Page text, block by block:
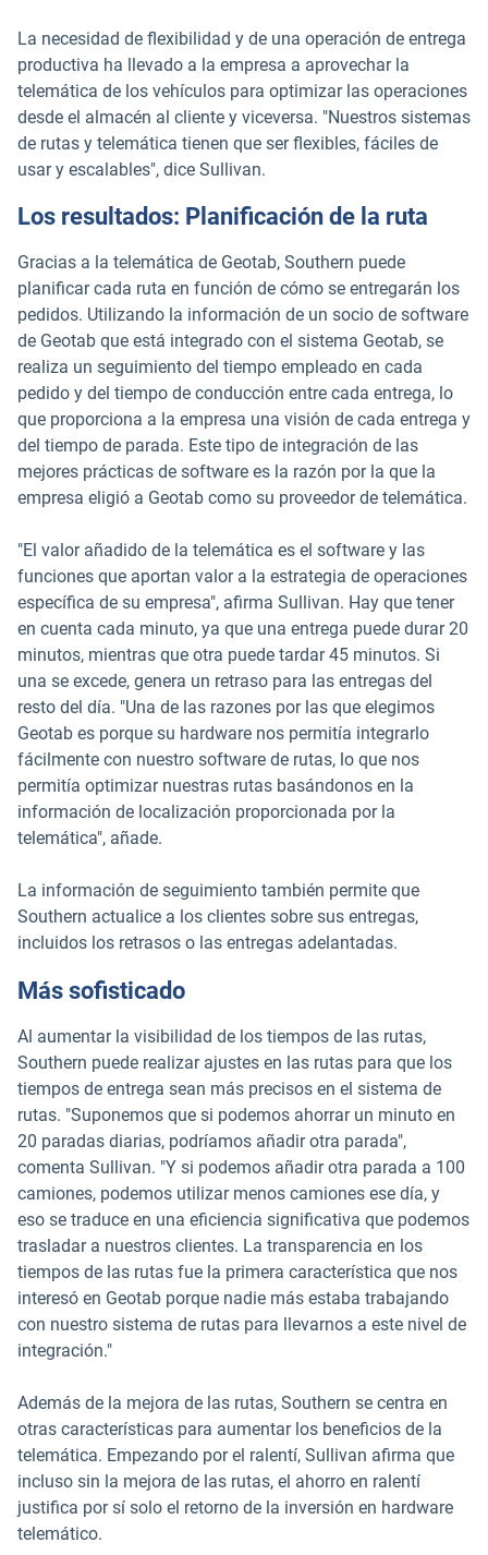
La necesidad de flexibilidad y de una operación de entrega
productiva ha llevado a la empresa a aprovechar la
telemática de los vehículos para optimizar las operaciones
desde el almacén al cliente y viceversa. "Nuestros sistemas
de rutas y telemática tienen que ser flexibles, fáciles de
usar y escalables", dice Sullivan.
Los resultados: Planificación de la ruta
Gracias a la telemática de Geotab, Southern puede
planificar cada ruta en función de cómo se entregarán los
pedidos. Utilizando la información de un socio de software
de Geotab que está integrado con el sistema Geotab, se
realiza un seguimiento del tiempo empleado en cada
pedido y del tiempo de conducción entre cada entrega, lo
que proporciona a la empresa una visión de cada entrega y
del tiempo de parada. Este tipo de integración de las
mejores prácticas de software es la razón por la que la
empresa eligió a Geotab como su proveedor de telemática.
"El valor añadido de la telemática es el software y las
funciones que aportan valor a la estrategia de operaciones
específica de su empresa", afirma Sullivan. Hay que tener
en cuenta cada minuto, ya que una entrega puede durar 20
minutos, mientras que otra puede tardar 45 minutos. Si
una se excede, genera un retraso para las entregas del
resto del día. "Una de las razones por las que elegimos
Geotab es porque su hardware nos permitía integrarlo
fácilmente con nuestro software de rutas, lo que nos
permitía optimizar nuestras rutas basándonos en la
información de localización proporcionada por la
telemática", añade.
La información de seguimiento también permite que
Southern actualice a los clientes sobre sus entregas,
incluidos los retrasos o las entregas adelantadas.
Más sofisticado
Al aumentar la visibilidad de los tiempos de las rutas,
Southern puede realizar ajustes en las rutas para que los
tiempos de entrega sean más precisos en el sistema de
rutas. "Suponemos que si podemos ahorrar un minuto en
20 paradas diarias, podríamos añadir otra parada",
comenta Sullivan. "Y si podemos añadir otra parada a 100
camiones, podemos utilizar menos camiones ese día, y
eso se traduce en una eficiencia significativa que podemos
trasladar a nuestros clientes. La transparencia en los
tiempos de las rutas fue la primera característica que nos
interesó en Geotab porque nadie más estaba trabajando
con nuestro sistema de rutas para llevarnos a este nivel de
integración."
Además de la mejora de las rutas, Southern se centra en
otras características para aumentar los beneficios de la
telemática. Empezando por el ralentí, Sullivan afirma que
incluso sin la mejora de las rutas, el ahorro en ralentí
justifica por sí solo el retorno de la inversión en hardware
telemático.